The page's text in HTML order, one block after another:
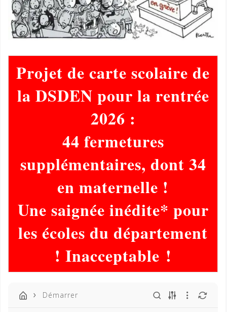
Projet de carte scolaire de
la DSDEN pour la rentrée
2026 :
44 fermetures
supplémentaires, dont 34
en maternelle !
Une saignée inédite* pour
les écoles du département
! Inacceptable !
Démarrer